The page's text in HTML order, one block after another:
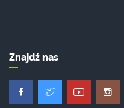
Znajdź nas